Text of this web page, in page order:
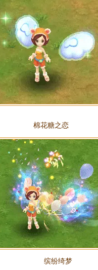
棉花糖之恋
缤纷绮梦